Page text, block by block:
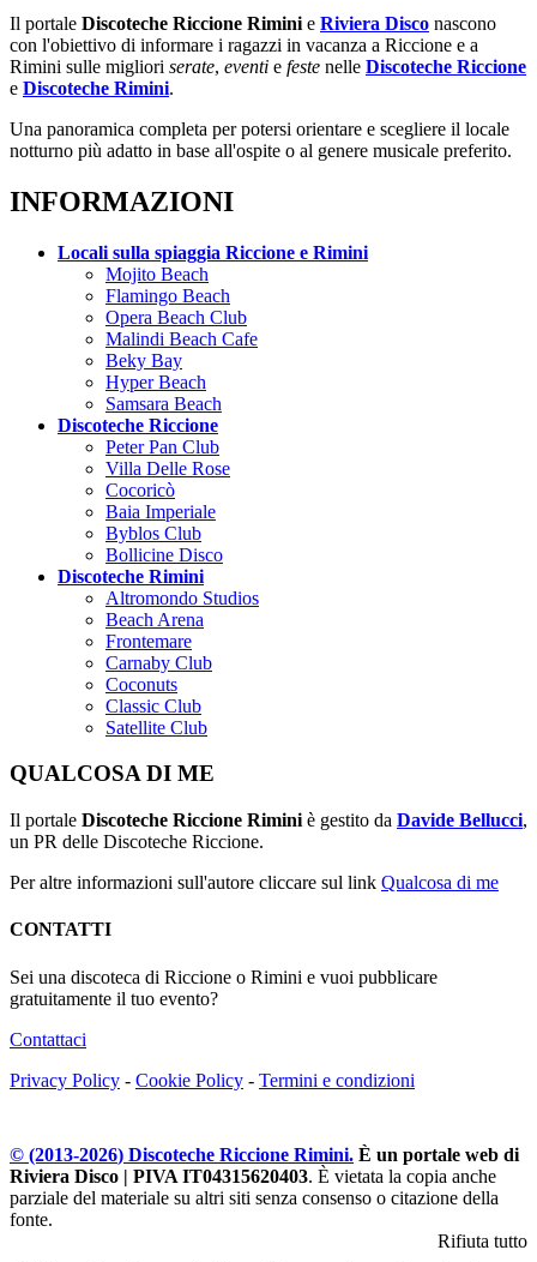
Il portale Discoteche Riccione Rimini e Riviera Disco nascono
con l'obiettivo di informare i ragazzi in vacanza a Riccione e a
Rimini sulle migliori serate, eventi e feste nelle Discoteche Riccione
e Discoteche Rimini.
Una panoramica completa per potersi orientare e scegliere il locale
notturno più adatto in base all'ospite o al genere musicale preferito.
INFORMAZIONI
Locali sulla spiaggia Riccione e Rimini
Mojito Beach
Flamingo Beach
Opera Beach Club
Malindi Beach Cafe
Beky Bay
Hyper Beach
Samsara Beach
Discoteche Riccione
Peter Pan Club
Villa Delle Rose
Cocoricò
Baia Imperiale
Byblos Club
Bollicine Disco
Discoteche Rimini
Altromondo Studios
Beach Arena
Frontemare
Carnaby Club
Coconuts
Classic Club
Satellite Club
QUALCOSA DI ME
Il portale Discoteche Riccione Rimini è gestito da Davide Bellucci,
un PR delle Discoteche Riccione.
Per altre informazioni sull'autore cliccare sul link Qualcosa di me
CONTATTI
Sei una discoteca di Riccione o Rimini e vuoi pubblicare
gratuitamente il tuo evento?
Contattaci
Privacy Policy - Cookie Policy - Termini e condizioni
© (2013-2026) Discoteche Riccione Rimini. È un portale web di
Riviera Disco | PIVA IT04315620403. È vietata la copia anche
parziale del materiale su altri siti senza consenso o citazione della
fonte.
Rifiuta tutto